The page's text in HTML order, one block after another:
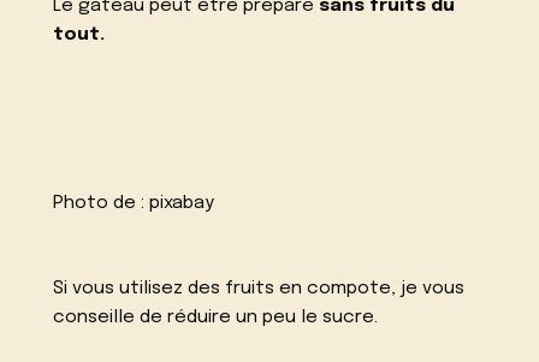
Le gâteau peut être préparé sans fruits du
tout.
Photo de :pixabay
Si vous utilisez des fruits en compote, je vous
conseille de réduire un peu le sucre.